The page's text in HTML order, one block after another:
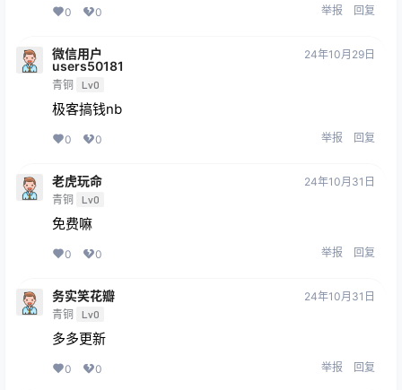
0 0 举报 回复
微信用户
users50181
青铜 Lv0
24年10月29日
极客搞钱nb
0 0 举报 回复
老虎玩命
青铜 Lv0
24年10月31日
免费嘛
0 0 举报 回复
务实笑花瓣
青铜 Lv0
24年10月31日
多多更新
0 0 举报 回复